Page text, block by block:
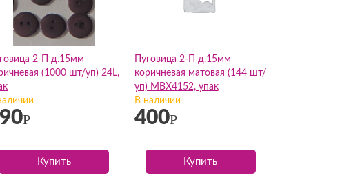
2-П д.15мм
(1000 шт/уп) 24L,
Р
Купить
Пуговица 2-П д.15мм
коричневая матовая (144 шт/
уп) МВХ4152, упак
В наличии
400Р
Купить